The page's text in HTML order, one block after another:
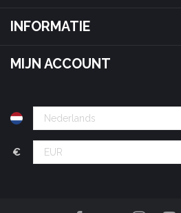
INFORMATIE
MIJN ACCOUNT
€